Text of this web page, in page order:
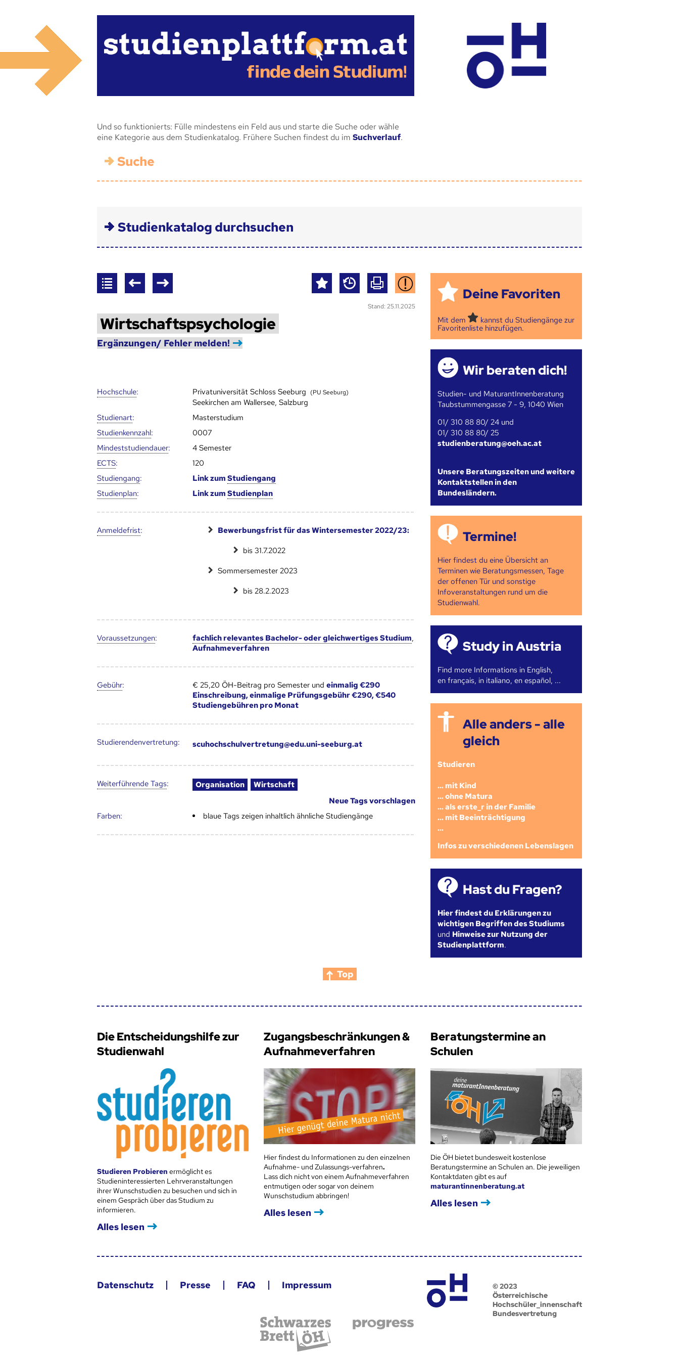
Und so funktionierts: Fülle mindestens ein Feld aus und starte die Suche oder wähle
eine Kategorie aus dem Studienkatalog. Frühere Suchen findest du im Suchverlauf.
Suche
Studienkatalog durchsuchen
Stand: 25.11.2025
Wirtschaftspsychologie
Ergänzungen/ Fehler melden!
Hoch­schule: Privatuniversität Schloss Seeburg (PU Seeburg)
Seekirchen am Wallersee, Salzburg
Studienart:
Masterstudium
Studien­kenn­zahl:
0007
Mindest­studien­dauer:
4 Semester
ECTS:
120
Studien­gang: Link zum Studien­gang
Studien­plan: Link zum Studien­plan
Anmelde­frist: Bewerbungsfrist für das Wintersemester 2022/23:
bis 31.7.2022
Sommersemester 2023
bis 28.2.2023
Voraus­setzungen: fachlich relevantes Bachelor- oder gleichwertiges Studium,
Aufnahmeverfahren
Gebühr: € 25,20 ÖH-Beitrag pro Semester und einmalig €290
Einschreibung, einmalige Prüfungsgebühr €290, €540
Studiengebühren pro Monat
Studierendenvertretung: scuhochschulvertretung@edu.uni-seeburg.at
Weiter­führende Tags: Organisation
Wirtschaft
Neue Tags vorschlagen
Farben:
blaue Tags zeigen inhaltlich ähnliche Studiengänge
Deine Favoriten
Mit dem
kannst du Studiengänge zur
Favoritenliste hinzufügen.
Wir beraten dich!
Studien- und MaturantInnenberatung
Taubstummengasse 7 - 9, 1040 Wien
01/ 310 88 80/ 24 und
01/ 310 88 80/ 25
studienberatung@oeh.ac.at
Unsere Beratungszeiten und weitere
Kontaktstellen in den
Bundesländern.
Termine!
Hier findest du eine Übersicht an
Terminen wie Beratungsmessen, Tage
der offenen Tür und sonstige
Infoveranstaltungen rund um die
Studienwahl.
Study in Austria
Find more Informations in English,
en français, in italiano, en español, ...
Alle anders - alle
gleich
Studieren
... mit Kind
... ohne Matura
... als erste_r in der Familie
... mit Beeinträchtigung
...
Infos zu verschiedenen Lebenslagen
Hast du Fragen?
Hier findest du Erklärungen zu
wichtigen Begriffen des Studiums
und Hinweise zur Nutzung der
Studienplattform.
Top
Die Entscheidungshilfe zur
Studienwahl
Studieren Probieren ermöglicht es
Studieninteressierten Lehrveranstaltungen
ihrer Wunschstudien zu besuchen und sich in
einem Gespräch über das Studium zu
informieren.
Alles lesen
Zugangsbeschränkungen &
Aufnahmeverfahren
Hier findest du Informationen zu den einzelnen
Aufnahme- und Zulassungs-verfahren.
Lass dich nicht von einem Aufnahmeverfahren
entmutigen oder sogar von deinem
Wunschstudium abbringen!
Alles lesen
Beratungstermine an
Schulen
Die ÖH bietet bundesweit kostenlose
Beratungstermine an Schulen an. Die jeweiligen
Kontaktdaten gibt es auf
maturantinnenberatung.at
Alles lesen
Datenschutz Presse FAQ Impressum
© 2023
Österreichische
Hochschüler_innenschaft
Bundesvertretung